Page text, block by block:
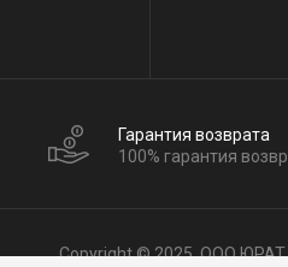
Гарантия возврата
100% гарантия
Copyright © 2025, ООО ЮРАТ.